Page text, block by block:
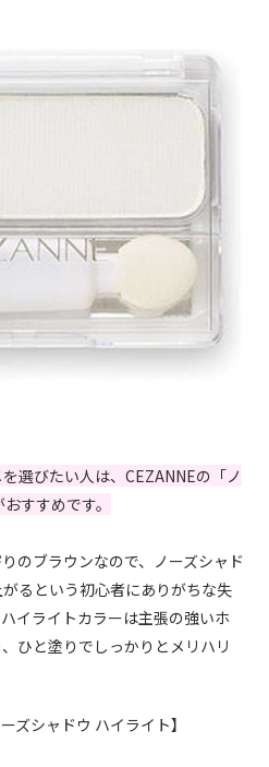
選びたい人は、CEZANNEの「ノ
すすめです。
のブラウンなので、ノーズシャド
るという初心者にありがちな失
イライトカラーは主張の強いホ
ひと塗りでしっかりとメリハリ
ズシャドウ ハイライト】